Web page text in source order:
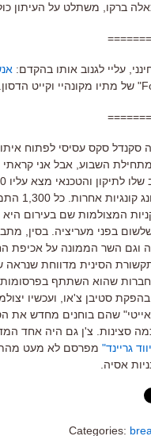
ברקו, משתלט על העיתון
עליי לגנוב אותו בהקדם:
סקנדל סקס עסיסי לפתוח
השבוע, אבל אני קראתי
כל 1,300 התמונות הגיעו תוך דקות לאינטרנט.
המצולמות שם בעירום היא
בפני מעריציה. בסין,
וגם השר הממונה על אכיפת
הסינית מדווחת שנראה
שהוא השתתף בפרסומות
סטיבן צ'או, ועכשיו
שהם בוחנים מחדש את
סצינות. צ'ן גם היה אחד
גריינד" מפרסם לא מעט
אסיה.
Categories: